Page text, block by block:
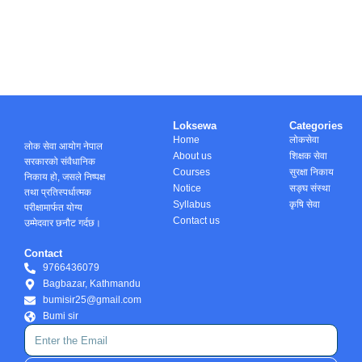
लोक सेवा आयोग नेपाल
सरकारको संवैधानिक
निकाय हो, जसले निष्पक्ष
तथा प्रतिस्पर्धात्मक
परीक्षामार्फत योग्य
उम्मेदवार छनौट गर्दछ।
Loksewa
Home
About us
Courses
Notice
Syllabus
Contact us
Categories
लोकसेवा
शिक्षक सेवा
सुरक्षा निकाय
सङ्घ संस्था
कृषि सेवा
Contact
9766436079
Bagbazar, Kathmandu
bumisir25@gmail.com
Bumi sir